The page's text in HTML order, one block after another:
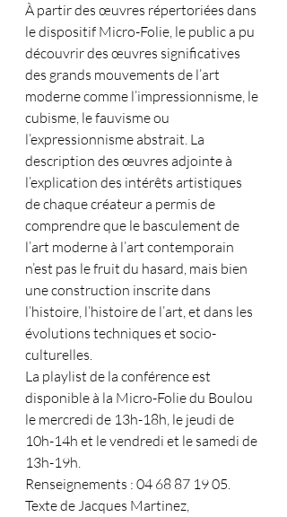
À partir des œuvres répertoriées dans
le dispositif Micro-Folie, le public a pu
découvrir des œuvres significatives
des grands mouvements de l’art
moderne comme l’impressionnisme, le
cubisme, le fauvisme ou
l’expressionnisme abstrait. La
description des œuvres adjointe à
l’explication des intérêts artistiques
de chaque créateur a permis de
comprendre que le basculement de
l’art moderne à l’art contemporain
n’est pas le fruit du hasard, mais bien
une construction inscrite dans
l’histoire, l’histoire de l’art, et dans les
évolutions techniques et socio-
culturelles.
La playlist de la conférence est
disponible à la Micro-Folie du Boulou
le mercredi de 13h-18h, le jeudi de
10h-14h et le vendredi et le samedi de
13h-19h.
Renseignements : 04 68 87 19 05.
Texte de Jacques Martinez,